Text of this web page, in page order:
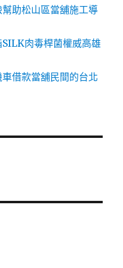
助松山區當舖施工導
肉毒桿菌權威高雄
借款當舖民間的台北